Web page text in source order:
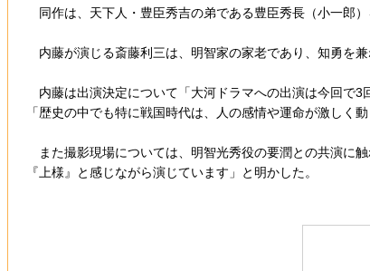
同作は、天下人・豊臣秀吉の弟である豊臣秀長（小一郎
内藤が演じる斎藤利三は、明智家の家老であり、知勇を
内藤は出演決定について「大河ドラマへの出演は今回で3
「歴史の中でも特に戦国時代は、人の感情や運命が激しく
また撮影現場については、明智光秀役の要潤との共演に
『上様』と感じながら演じています」と明かした。